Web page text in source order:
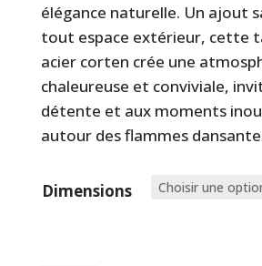
élégance naturelle. Un ajout
tout espace extérieur, cette
acier corten crée une
chaleureuse et conviviale,
détente et aux moments
autour des flammes
Dimensions